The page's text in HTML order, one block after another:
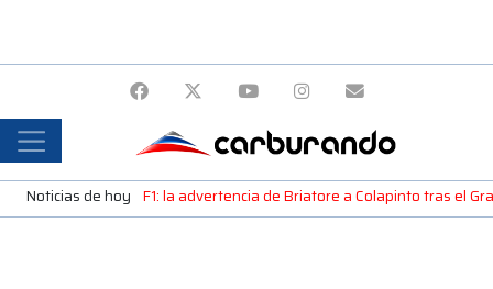
Noticias de hoy F1: la advertencia de Briatore a Colapinto tras el